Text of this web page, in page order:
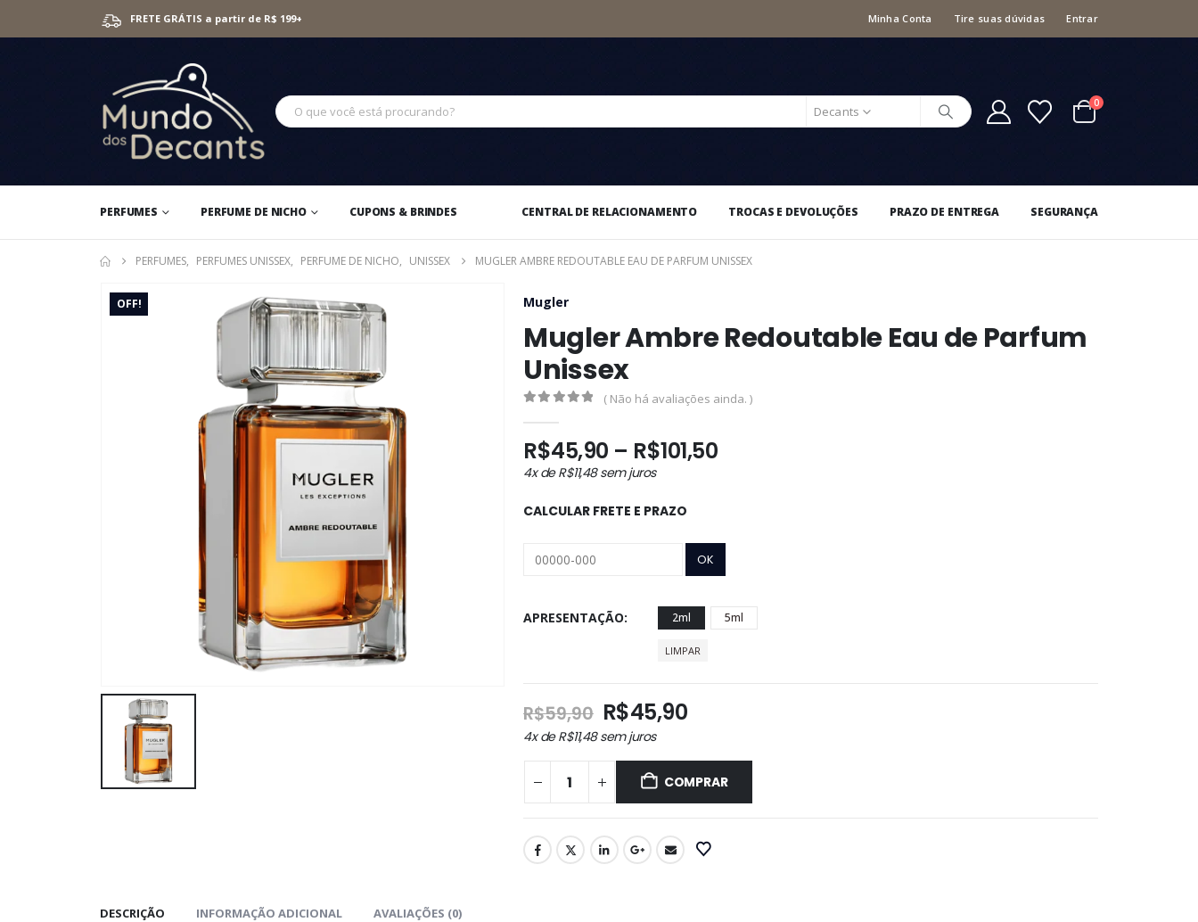
FRETE GRÁTIS a partir de R$ 199+ Minha Conta Tire suas dúvidas Entrar
Decants
0
PERFUMES PERFUME DE NICHO CUPONS & BRINDES CENTRAL DE RELACIONAMENTO TROCAS E DEVOLUÇÕES PRAZO DE ENTREGA SEGURANÇA
PERFUMES, PERFUMES UNISSEX, PERFUME DE NICHO, UNISSEX MUGLER AMBRE REDOUTABLE EAU DE PARFUM UNISSEX
OFF! Mugler
Mugler Ambre Redoutable Eau de Parfum
Unissex
( Não há avaliações ainda. )
R$45,90 – R$101,50Faixa
através
4x deR$11,48sem juros
CALCULAR FRETE E PRAZO
APRESENTAÇÃO 2ml 5ml
LIMPAR
R$59,90 O
preço
original
era:
R$59,90.
R$45,90O
atual
é:
R$45,90.
4x deR$11,48sem juros
COMPRAR
DESCRIÇÃO INFORMAÇÃO ADICIONAL AVALIAÇÕES (0)